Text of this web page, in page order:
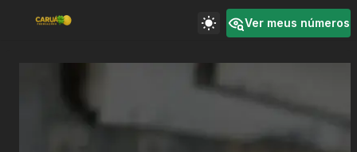
Ver meus números